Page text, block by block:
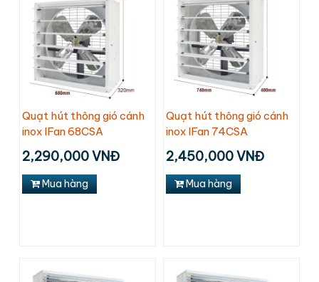
Quạt hút thông gió cánh
inox IFan 68CSA
2,290,000 VNĐ
Mua hàng
Quạt hút thông gió cánh
inox IFan 74CSA
2,450,000 VNĐ
Mua hàng